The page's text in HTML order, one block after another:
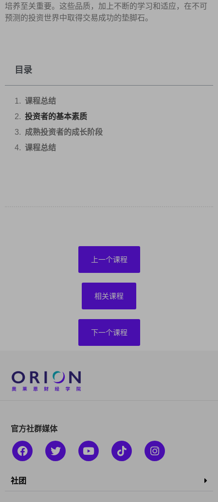
培养至关重要。这些品质，加上不断的学习和适应，在不可
预测的投资世界中取得交易成功的垫脚石。
目录
课程总结
投资者的基本素质
成熟投资者的成长阶段
课程总结
上一个课程
相关课程
下一个课程
官方社群媒体
社团